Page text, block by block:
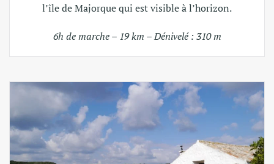
l’île de Majorque qui est visible à l’horizon.
6h de marche – 19 km – Dénivelé : 310 m